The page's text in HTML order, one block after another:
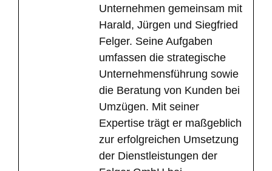
Unternehmen gemeinsam mit
Harald, Jürgen und Siegfried
Felger. Seine Aufgaben
umfassen die strategische
Unternehmensführung sowie
die Beratung von Kunden bei
Umzügen. Mit seiner
Expertise trägt er maßgeblich
zur erfolgreichen Umsetzung
der Dienstleistungen der